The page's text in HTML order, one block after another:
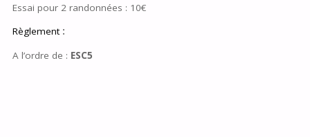
Essai pour 2 randonnées : 10€
Règlement:
A l’ordre de : ESC5